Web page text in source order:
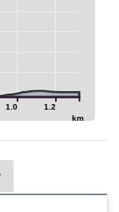
1.0 1.2
km